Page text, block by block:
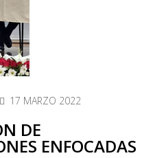
17 MARZO 2022
DE
ENFOCADAS